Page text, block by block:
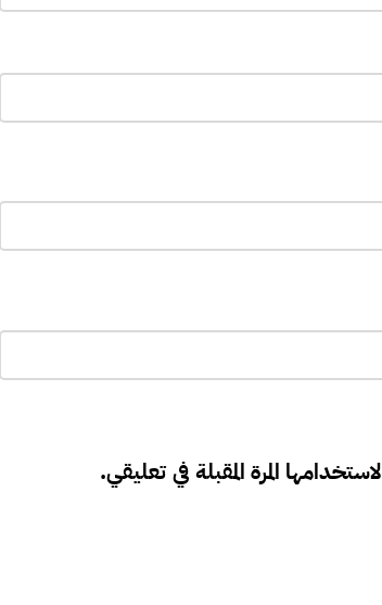
المرة المقبلة في تعليقي.